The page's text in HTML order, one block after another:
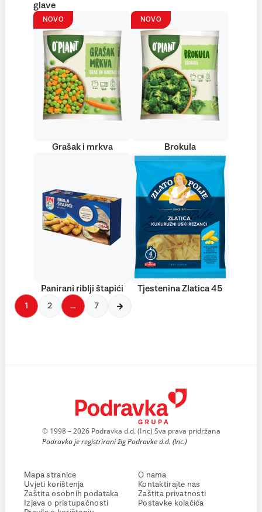
glave
NOVO
Grašak i mrkva
NOVO
Brokula
Panirani riblji štapići Tjestenina Zlatica 45
1 2 … 7
© 1998 – 2026 Podravka d.d. (Inc) Sva prava pridržana
Podravka je registrirani žig Podravke d.d. (Inc.)
Mapa stranice
Uvjeti korištenja
Zaštita osobnih podataka
Izjava o pristupačnosti
O nama
Kontaktirajte nas
Zaštita privatnosti
Postavke kolačića